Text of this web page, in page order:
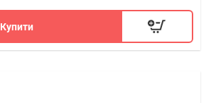
Купити